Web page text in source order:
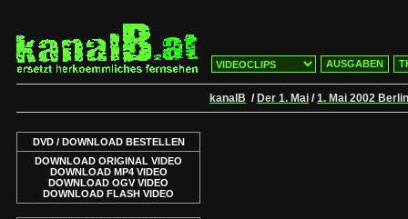
AUSGABEN
kanalB / Der 1. Mai /1. Mai 2002 Berlin
DVD / DOWNLOAD BESTELLEN
DOWNLOAD ORIGINAL VIDEO
DOWNLOAD MP4 VIDEO
DOWNLOAD OGV VIDEO
DOWNLOAD FLASH VIDEO